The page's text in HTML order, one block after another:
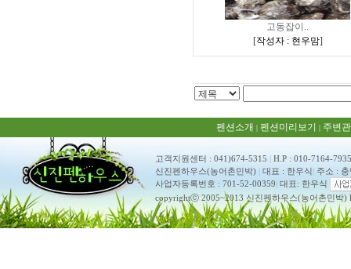
고동잡이..
[작성자 : 현우맘]
펜션소개 | 펜션미리보기 | 주변
고객지원센터 : 041)674-5315 | H.P : 010-7164-7935
신진펜하우스(농어촌민박) | 대표 : 한우식| 주소 :
사업자등록번호 : 701-52-00359 대표: 한우식
copyrightⓒ 2005~2013 신진펜하우스(농어촌민박)